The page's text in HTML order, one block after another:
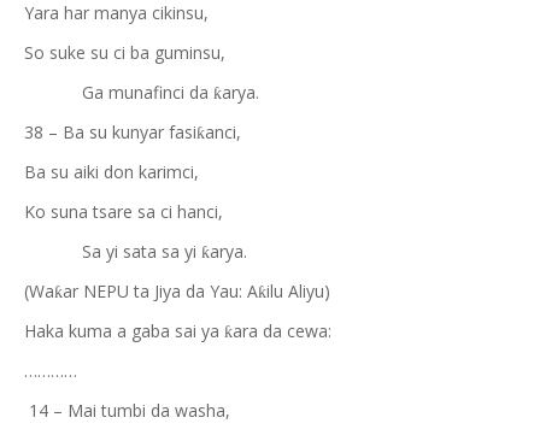
Yara har manya cikinsu,
So suke su ci ba guminsu,
Ga munafinci da ƙarya.
38 – Ba su kunyar fasiƙanci,
Ba su aiki don karimci,
Ko suna tsare sa ci hanci,
Sa yi sata sa yi ƙarya.
(Waƙar NEPU ta Jiya da Yau: Aƙilu Aliyu)
Haka kuma a gaba sai ya ƙara da cewa:
…………
14 – Mai tumbi da washa,